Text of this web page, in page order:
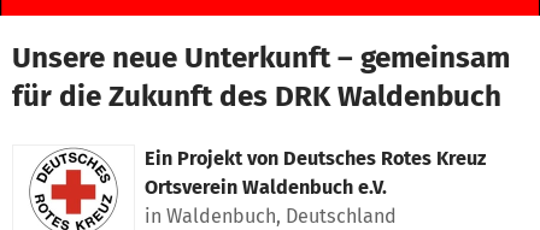
Unsere neue Unterkunft – gemeinsam
für die Zukunft des DRK Waldenbuch
Ein Projekt von Deutsches Rotes Kreuz
Ortsverein Waldenbuch e.V.
in Waldenbuch, Deutschland